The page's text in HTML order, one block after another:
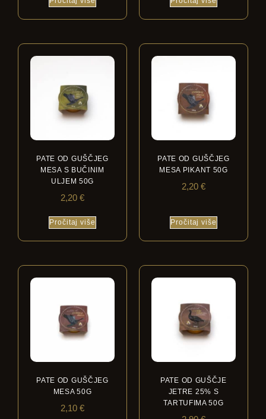
PATE OD GUŠČJEG
MESA S BUČINIM
ULJEM 50G
2,20 €
Pročitaj više
PATE OD GUŠČJEG
MESA PIKANT 50G
2,20 €
Pročitaj više
PATE OD GUŠČJEG
MESA 50G
2,10 €
PATE OD GUŠČJE
JETRE 25% S
TARTUFIMA 50G